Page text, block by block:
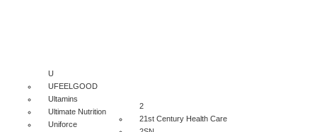
U
UFEELGOOD
Ultamins
Ultimate Nutrition
Uniforce
2
21st Century Health Care